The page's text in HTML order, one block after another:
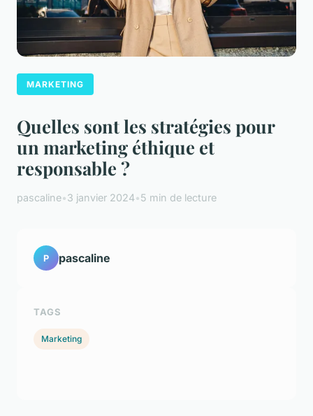
MARKETING
Quelles sont les stratégies pour
un marketing éthique et
responsable ?
pascaline•3 janvier 2024•5 min de lecture
P pascaline
TAGS
Marketing